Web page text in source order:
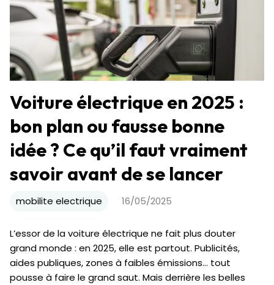
Voiture électrique en 2025 :
bon plan ou fausse bonne
idée ? Ce qu’il faut vraiment
savoir avant de se lancer
mobilite electrique 16/05/2025
L’essor de la voiture électrique ne fait plus douter
grand monde : en 2025, elle est partout. Publicités,
aides publiques, zones à faibles émissions… tout
pousse à faire le grand saut. Mais derrière les belles